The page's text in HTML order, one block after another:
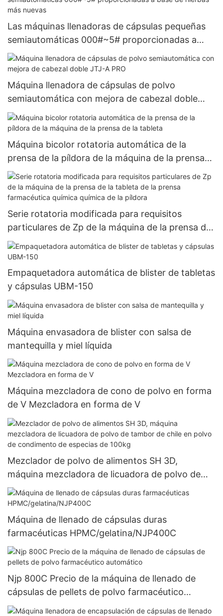
Las máquinas llenadoras de cápsulas pequeñas
semiautomáticas 000#~5# proporcionadas a
base de hierbas más nuevas
Máquina llenadora de cápsulas de polvo
semiautomática con mejora de cabezal doble
JTJ-A PRO
Máquina bicolor rotatoria automática de la
prensa de la píldora de la máquina de la prensa
de la tableta
Serie rotatoria modificada para requisitos
particulares de Zp de la máquina de la prensa de
la tableta de la prensa farmacéutica química
química de la píldora
Empaquetadora automática de blister de tabletas
y cápsulas UBM-150
Máquina envasadora de blister con salsa de
mantequilla y miel líquida
Máquina mezcladora de cono de polvo en forma
de V Mezcladora en forma de V
Mezclador de polvo de alimentos SH 3D,
máquina mezcladora de licuadora de polvo de
tambor de chile en polvo de condimento de
especias de 100kg
Máquina de llenado de cápsulas duras
farmacéuticas HPMC/gelatina/NJP400C
Njp 800C Precio de la máquina de llenado de
cápsulas de pellets de polvo farmacéutico
automático